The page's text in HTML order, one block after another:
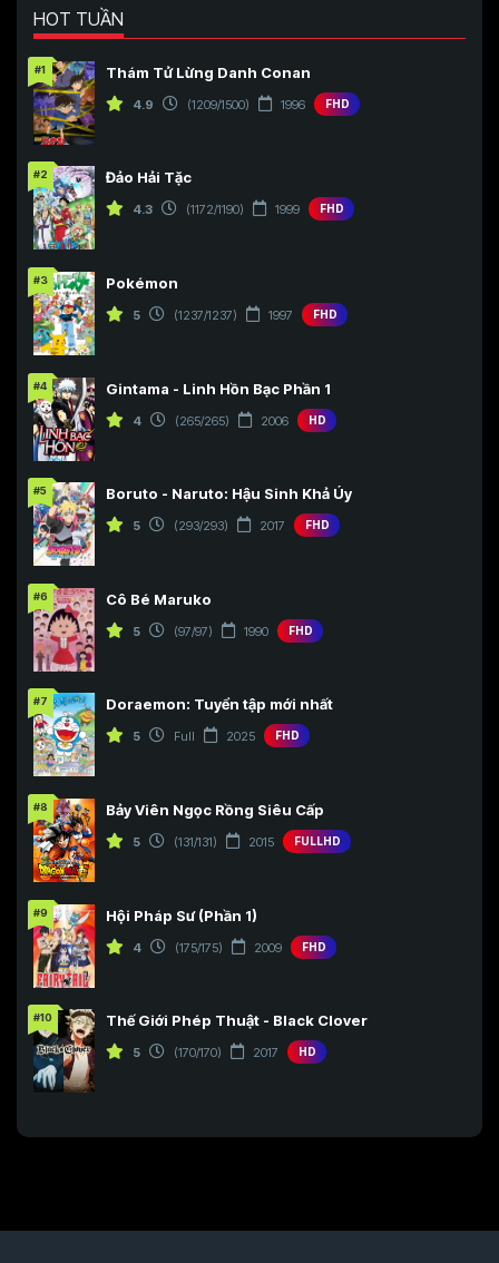
HOT TUẦN
#1 Thám Tử Lừng Danh Conan
4.9 (1209/1500) 1996 FHD
#2 Đảo Hải Tặc
4.3 (1172/1190) 1999 FHD
#3 Pokémon
5 (1237/1237) 1997 FHD
#4 Gintama - Linh Hồn Bạc Phần 1
4 (265/265) 2006 HD
#5 Boruto - Naruto: Hậu Sinh Khả Úy
5 (293/293) 2017 FHD
#6 Cô Bé Maruko
5 (97/97) 1990 FHD
#7 Doraemon: Tuyển tập mới nhất
5 Full 2025 FHD
#8 Bảy Viên Ngọc Rồng Siêu Cấp
5 (131/131) 2015 FULLHD
#9 Hội Pháp Sư (Phần 1)
4 (175/175) 2009 FHD
#10 Thế Giới Phép Thuật - Black Clover
5 (170/170) 2017 HD